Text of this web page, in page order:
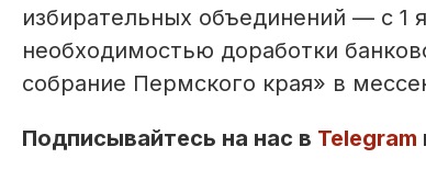
избирательных объединений — с 1
необходимостью доработки
собрание Пермского края» в
Подписывайтесь на нас в Telegram